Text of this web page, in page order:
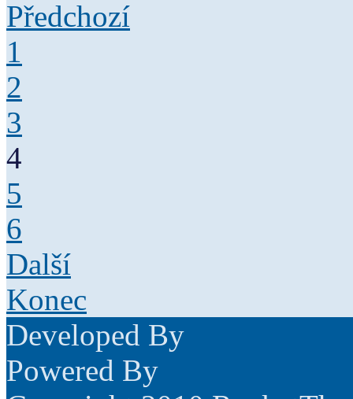
Předchozí
1
2
3
4
5
6
Další
Konec
Developed By
Powered By